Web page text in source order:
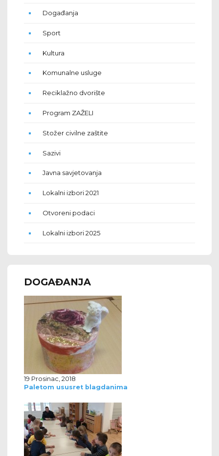
Događanja
Sport
Kultura
Komunalne usluge
Reciklažno dvorište
Program ZAŽELI
Stožer civilne zaštite
Sazivi
Javna savjetovanja
Lokalni izbori 2021
Otvoreni podaci
Lokalni izbori 2025
DOGAĐANJA
19 Prosinac, 2018
Paletom ususret blagdanima